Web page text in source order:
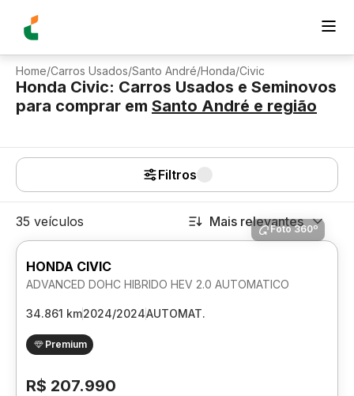
Home/Carros Usados/Santo André/Honda/Civic
Honda Civic: Carros Usados e Seminovos
para comprar em Santo André e região
Filtros
35 veículos Mais relevantes
Foto 360º
HONDA CIVIC
ADVANCED DOHC HIBRIDO HEV 2.0 AUTOMATICO
34.861 km2024/2024AUTOMAT.
Premium
R$ 207.990